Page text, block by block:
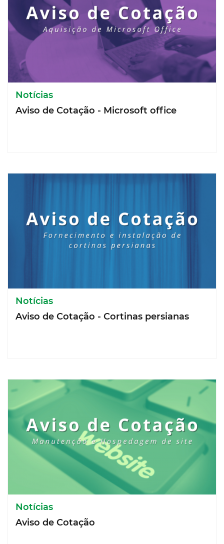
Notícias
Aviso de Cotação - Microsoft office
Notícias
Aviso de Cotação - Cortinas persianas
Notícias
Aviso de Cotação